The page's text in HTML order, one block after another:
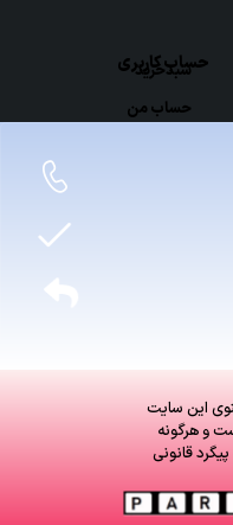
حساب کاربری
سبدخرید
حساب من
این سایت
و هرگونه
قانونی